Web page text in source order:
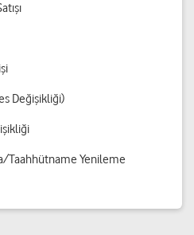
Değişikliği)
Taahhütname Yenileme